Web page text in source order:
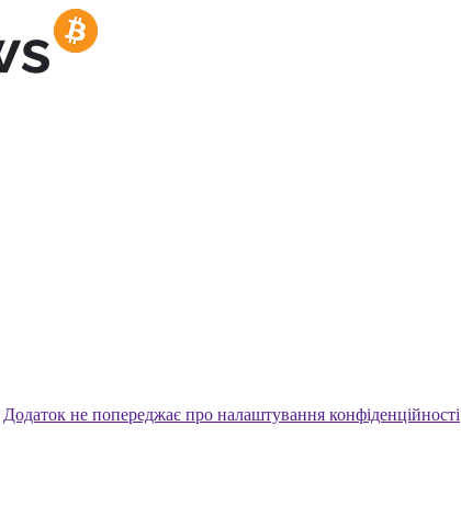
Додаток не попереджає про налаштування конфіденційності